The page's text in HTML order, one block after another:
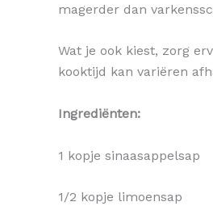
magerder dan
Wat je ook kiest, zorg
kooktijd kan variëren
Ingrediënten:
1 kopje sinaasappelsap
1/2 kopje limoensap